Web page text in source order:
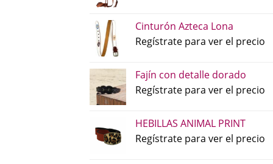
Cinturón Azteca Lona
Regístrate para ver el precio
Fajín con detalle dorado
Regístrate para ver el precio
HEBILLAS ANIMAL PRINT
Regístrate para ver el precio